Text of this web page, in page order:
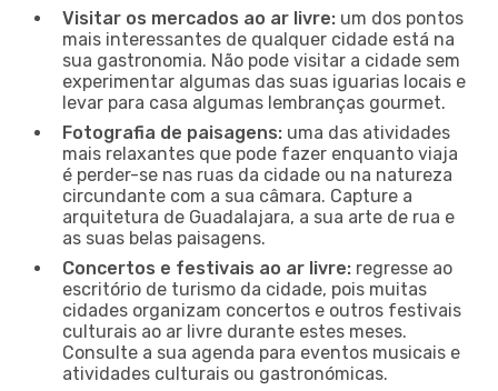
Visitar os mercados ao ar livre: um dos pontos
mais interessantes de qualquer cidade está na
sua gastronomia. Não pode visitar a cidade sem
experimentar algumas das suas iguarias locais e
levar para casa algumas lembranças gourmet.
Fotografia de paisagens: uma das atividades
mais relaxantes que pode fazer enquanto viaja
é perder-se nas ruas da cidade ou na natureza
circundante com a sua câmara. Capture a
arquitetura de Guadalajara, a sua arte de rua e
as suas belas paisagens.
Concertos e festivais ao ar livre: regresse ao
escritório de turismo da cidade, pois muitas
cidades organizam concertos e outros festivais
culturais ao ar livre durante estes meses.
Consulte a sua agenda para eventos musicais e
atividades culturais ou gastronómicas.